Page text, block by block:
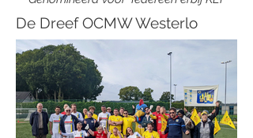
De Dreef OCMW Westerlo